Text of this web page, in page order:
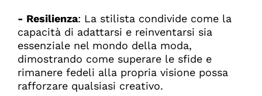
- Resilienza: La stilista condivide come la
capacità di adattarsi e reinventarsi sia
essenziale nel mondo della moda,
dimostrando come superare le sfide e
rimanere fedeli alla propria visione possa
rafforzare qualsiasi creativo.